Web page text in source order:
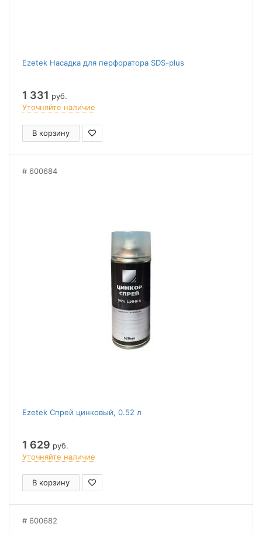
Ezetek Насадка для перфоратора SDS-plus
1 331 руб.
Уточняйте наличие
В корзину
600684
Ezetek Спрей цинковый, 0.52 л
1 629 руб.
Уточняйте наличие
В корзину
600682